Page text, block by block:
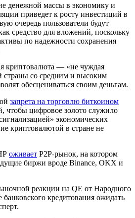
денежной массы в экономику и
приведет к росту инвестиций в
очередь пользователи будут
средство для вложений, поскольку
по надежности сохранения
криптовалюта — «не чуждая
страны со средним и высоким
обесцениваться своим деньгам.
запрета на торговлю биткоином
чтобы цифровое золото служило
экономических
криптовалютой в стране не
оживает P2P-рынок, на котором
биржи вроде Binance, OKX и
реакции на QE от Народного
банковского кредитования ожидать